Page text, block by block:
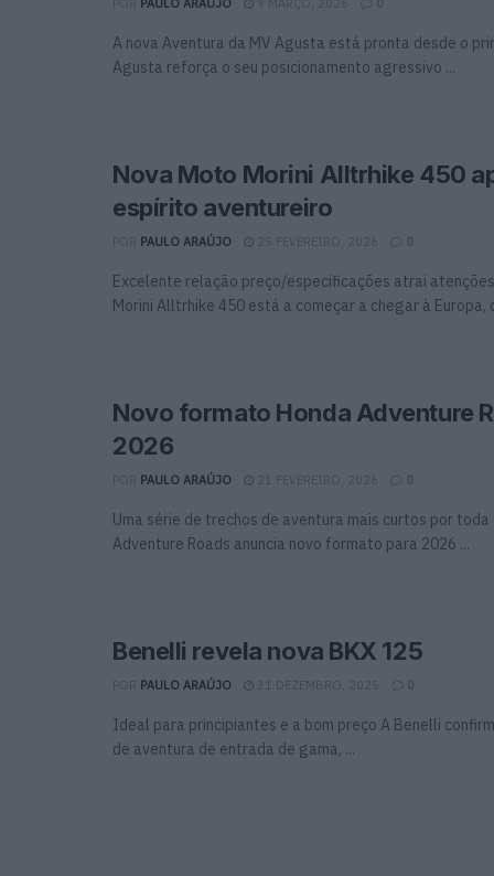
PAULO ARAÚJO 9 MARÇO, 2026 0
A nova Aventura da MV Agusta está pronta desde o
Agusta reforça o seu posicionamento agressivo ...
Nova Moto Morini Alltrhike 450
espírito aventureiro
PAULO ARAÚJO 25 FEVEREIRO, 2026 0
Excelente relação preço/especificações atrai
Morini Alltrhike 450 está a começar a chegar à Europa,
Novo formato Honda Adventure
2026
PAULO ARAÚJO 21 FEVEREIRO, 2026 0
Uma série de trechos de aventura mais curtos por toda
Adventure Roads anuncia novo formato para 2026 ...
Benelli revela nova BKX 125
PAULO ARAÚJO 0
Ideal para principiantes e a bom preço A Benelli
de aventura de entrada de gama, ...